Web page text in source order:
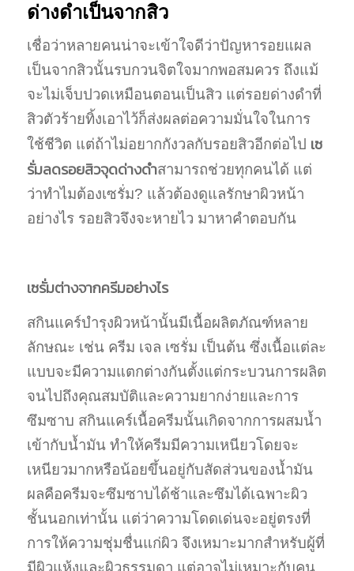
ด่างดำเป็นจากสิว
เชื่อว่าหลายคนน่าจะเข้าใจดีว่าปัญหารอยแผล
เป็นจากสิวนั้นรบกวนจิตใจมากพอสมควร ถึงแม้
จะไม่เจ็บปวดเหมือนตอนเป็นสิว แต่รอยด่างดำที่
สิวตัวร้ายทิ้งเอาไว้ก็ส่งผลต่อความมั่นใจในการ
ใช้ชีวิต แต่ถ้าไม่อยากกังวลกับรอยสิวอีกต่อไป เซ
รั่มลดรอยสิวจุดด่างดำสามารถช่วยทุกคนได้ แต่
ว่าทำไมต้องเซรั่ม? แล้วต้องดูแลรักษาผิวหน้า
อย่างไร รอยสิวจึงจะหายไว มาหาคำตอบกัน
เซรั่มต่างจากครีมอย่างไร
สกินแคร์บำรุงผิวหน้านั้นมีเนื้อผลิตภัณฑ์หลาย
ลักษณะ เช่น ครีม เจล เซรั่ม เป็นต้น ซึ่งเนื้อแต่ละ
แบบจะมีความแตกต่างกันตั้งแต่กระบวนการผลิต
จนไปถึงคุณสมบัติและความยากง่ายและการ
ซึมซาบ สกินแคร์เนื้อครีมนั้นเกิดจากการผสมน้ำ
เข้ากับน้ำมัน ทำให้ครีมมีความเหนียวโดยจะ
เหนียวมากหรือน้อยขึ้นอยู่กับสัดส่วนของน้ำมัน
ผลคือครีมจะซึมซาบได้ช้าและซึมได้เฉพาะผิว
ชั้นนอกเท่านั้น แต่ว่าความโดดเด่นจะอยู่ตรงที่
การให้ความชุ่มชื่นแก่ผิว จึงเหมาะมากสำหรับผู้ที่
มีผิวแห้งและผิวธรรมดา แต่อาจไม่เหมาะกับคน